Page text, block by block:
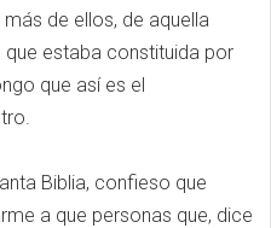
de ellos, de aquella
que estaba constituida por
que así es el
Biblia, confieso que
a que personas que, dice